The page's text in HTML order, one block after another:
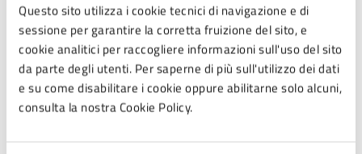
Questo sito utilizza i cookie tecnici di navigazione e di
sessione per garantire la corretta fruizione del sito, e
cookie analitici per raccogliere informazioni sull'uso del sito
da parte degli utenti. Per saperne di più sull'utilizzo dei dati
e su come disabilitare i cookie oppure abilitarne solo alcuni,
consulta la nostra Cookie Policy.
Prenota appuntamento
Condizioni di servizio